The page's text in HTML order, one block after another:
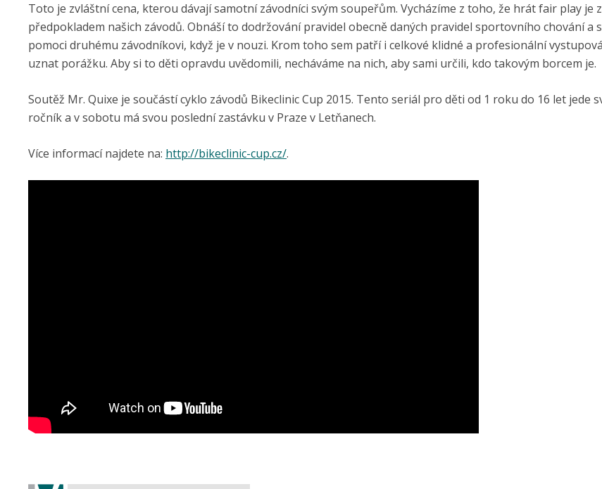
Toto je zvláštní cena, kterou dávají samotní závodníci svým soupeřům. Vycházíme z toho, že hrát fair play je
předpokladem našich závodů. Obnáší to dodržování pravidel obecně daných pravidel sportovního chování a
pomoci druhému závodníkovi, když je v nouzi. Krom toho sem patří i celkové klidné a profesionální
uznat porážku. Aby si to děti opravdu uvědomili, necháváme na nich, aby sami určili, kdo takovým borcem je.
Soutěž Mr. Quixe je součástí cyklo závodů Bikeclinic Cup 2015. Tento seriál pro děti od 1 roku do 16 let jede
ročník a v sobotu má svou poslední zastávku v Praze v Letňanech.
Více informací najdete na: http://bikeclinic-cup.cz/.